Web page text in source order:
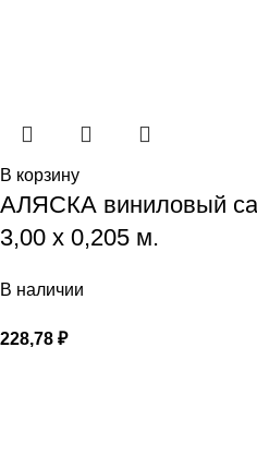
В корзину
АЛЯСКА виниловый
3,00 х 0,205 м.
В наличии
228,78 ₽